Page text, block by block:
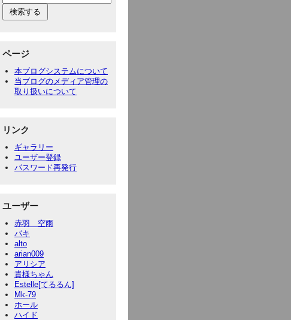
ページ
本ブログシステムについて
当ブログのメディア管理の
取り扱いについて
リンク
ギャラリー
ユーザー登録
パスワード再発行
ユーザー
赤羽 空雨
パキ
alto
arian009
アリシア
貴様ちゃん
Estelle[てるるん]
Mk-79
ホール
ハイド